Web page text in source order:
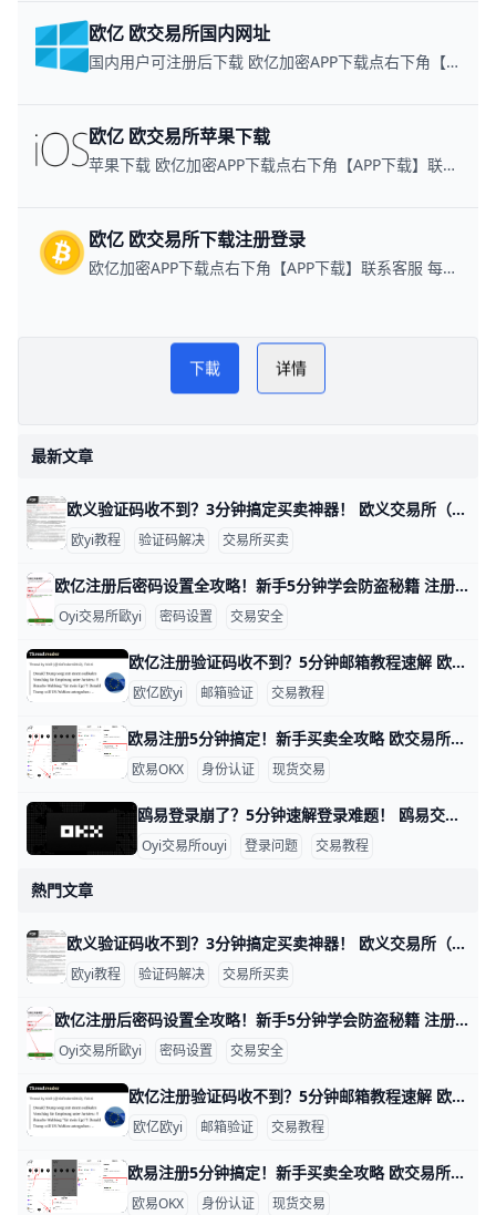
欧亿 欧交易所国内网址
国内用户可注册后下载 欧亿加密APP下载点右下角【APP下载】联系客服 每日更新可用链接
欧亿 欧交易所苹果下载
苹果下载 欧亿加密APP下载点右下角【APP下载】联系客服 每日更新可用链接
欧亿 欧交易所下载注册登录
欧亿加密APP下载点右下角【APP下载】联系客服 每日更新可用链接
速易宝币圈网PLAY NOW
欧意交易所
下載 详情
最新文章
欧义验证码收不到？3分钟搞定买卖神器！ 欧义交易所（歐yi）买卖时，验证码收不到是很常见的问题，通常因为手机信号弱、短信被拦截或发送频率限制导致。根据官方帮助中心数据，超过70%的用户通过简单检查就能解决，比如信号问题占40%，拦截设置占30%。​
欧yi教程 验证码解决 交易所买卖
欧亿注册后密码设置全攻略！新手5分钟学会防盗秘籍 注册O易（欧一，也叫“欧交易所”）后，设置密码是保护账户的第一步。通常分两种：登录密码和资金密码。新手别担心，我用简单步骤带你一步步来，比如用手机号+86 139xxxxxxx注册，密码建议设成“OkX2026!Abc1”这种强组合，包含大小写、数字和符号，长8位以上。​
Oyi交易所歐yi 密码设置 交易安全
欧亿注册验证码收不到？5分钟邮箱教程速解 欧交易所邮箱注册收不到验证码？简单教程帮你搞定 大家好！在欧亿（欧一）交易所注册账户时，很多新手遇到邮箱收不到验证码的问题。这很常见，通常是因为垃圾邮件拦截或网络延迟导致。别担心，本文一步步教你排查，5分钟内就能解决。​
欧亿欧yi 邮箱验证 交易教程
欧易注册5分钟搞定！新手买卖全攻略 欧交易所买卖教程：注册信息填写指南 大家好！想在欧易（OKX）交易所买卖加密货币吗？这个教程用简单步骤教你从注册到交易。跟着做，5分钟就能上手，新手也能轻松学会。 第一步：访问官网准备资料 打开浏览器，输入 www.okx.com 进入欧易官网，或者下载“OKX”APP（苹果商店或安卓市场搜索）。准备好你的邮箱（如
欧易OKX 身份认证 现货交易
鸥易登录崩了？5分钟速解登录难题！ 鸥易交易所登录不了？别急，这里有简单步骤帮你一步步解决。很多用户遇到这个问题，通常是因为网络慢、缓存堵塞或验证码出错。根据常见反馈，80%的登录失败来自浏览器缓存和网络问题，比如Chrome浏览器缓存没清干净，导致页面卡住。​
Oyi交易所ouyi 登录问题 交易教程
熱門文章
欧义验证码收不到？3分钟搞定买卖神器！ 欧义交易所（歐yi）买卖时，验证码收不到是很常见的问题，通常因为手机信号弱、短信被拦截或发送频率限制导致。根据官方帮助中心数据，超过70%的用户通过简单检查就能解决，比如信号问题占40%，拦截设置占30%。​
欧yi教程 验证码解决 交易所买卖
欧亿注册后密码设置全攻略！新手5分钟学会防盗秘籍 注册O易（欧一，也叫“欧交易所”）后，设置密码是保护账户的第一步。通常分两种：登录密码和资金密码。新手别担心，我用简单步骤带你一步步来，比如用手机号+86 139xxxxxxx注册，密码建议设成“OkX2026!Abc1”这种强组合，包含大小写、数字和符号，长8位以上。​
Oyi交易所歐yi 密码设置 交易安全
欧亿注册验证码收不到？5分钟邮箱教程速解 欧交易所邮箱注册收不到验证码？简单教程帮你搞定 大家好！在欧亿（欧一）交易所注册账户时，很多新手遇到邮箱收不到验证码的问题。这很常见，通常是因为垃圾邮件拦截或网络延迟导致。别担心，本文一步步教你排查，5分钟内就能解决。​
欧亿欧yi 邮箱验证 交易教程
欧易注册5分钟搞定！新手买卖全攻略 欧交易所买卖教程：注册信息填写指南 大家好！想在欧易（OKX）交易所买卖加密货币吗？这个教程用简单步骤教你从注册到交易。跟着做，5分钟就能上手，新手也能轻松学会。 第一步：访问官网准备资料 打开浏览器，输入 www.okx.com 进入欧易官网，或者下载“OKX”APP（苹果商店或安卓市场搜索）。准备好你的邮箱（如
欧易OKX 身份认证 现货交易